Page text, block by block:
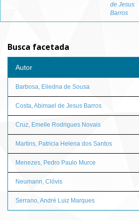
de Jesus
Barros
Busca facetada
Autor
Barbosa, Eliedna de Sousa
Costa, Abimael de Jesus Barros
Cruz, Emelle Rodrigues Novais
Martins, Patricia Helena dos Santos
Menezes, Pedro Paulo Murce
Neumann, Clóvis
Serrano, André Luiz Marques